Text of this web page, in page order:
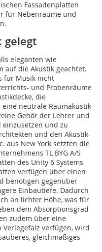
Fassadenplatten
für Nebenräume und
gelegt
eleganten wie
auf die Akustik geachtet.
für Musik nicht
und Probenräume
die
neutrale Raumakustik
Gehör der Lehrer und
und zu
und den Akustik-
aus New York setzten die
TL BYG A/S
des Unity 6 Systems
verfügen über einen
benötigen gegenüber
Einbautiefe. Dadurch
an lichter Höhe, was für
dem Absorptionsgrad
zudem über eine
verfügen, wird
gleichmäßiges